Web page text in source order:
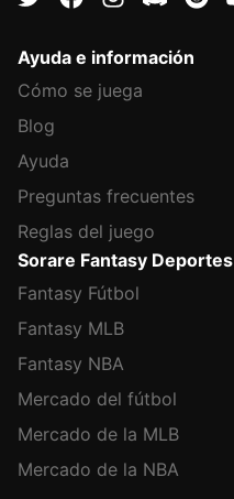
Ayuda e información
Cómo se juega
Blog
Ayuda
Preguntas frecuentes
Reglas del juego
Sorare Fantasy Deportes
Fantasy Fútbol
Fantasy MLB
Fantasy NBA
Mercado del fútbol
Mercado de la MLB
Mercado de la NBA